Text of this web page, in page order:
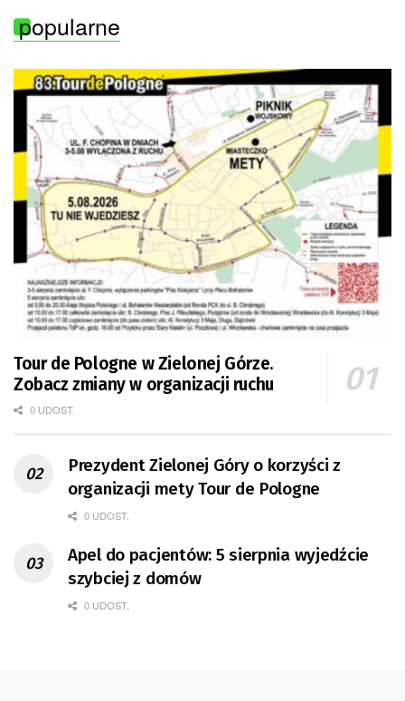
popularne
Tour de Pologne w Zielonej Górze.
Zobacz zmiany w organizacji ruchu
0 UDOST.
Prezydent Zielonej Góry o korzyści z
organizacji mety Tour de Pologne
0 UDOST.
Apel do pacjentów: 5 sierpnia wyjedźcie
szybciej z domów
0 UDOST.